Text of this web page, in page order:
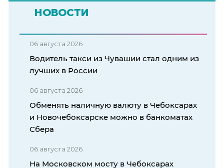
НОВОСТИ
06 августа 2026
Водитель такси из Чувашии стал одним из
лучших в России
06 августа 2026
Обменять наличную валюту в Чебоксарах
и Новочебоксарске можно в банкоматах
Сбера
06 августа 2026
На Московском мосту в Чебоксарах